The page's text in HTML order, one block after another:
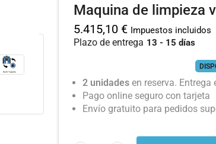
Maquina de limpieza
5.415,10 € Impuestos incluidos
Plazo de entrega 13 - 15 días
2 unidades en reserva.
Pago online seguro con tarjeta
Envío gratuito para pedidos